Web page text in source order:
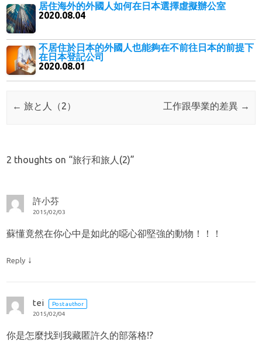
居住海外的外國人如何在日本選擇虛擬辦公室
2020.08.04
不居住於日本的外國人也能夠在不前往日本的前提下
在日本登記公司
2020.08.01
Post navigation
← 旅と人（2） 工作跟學業的差異 →
2 thoughts on “旅行和旅人(2)”
許小芬
2015/02/03
蘇懂竟然在你心中是如此的噁心卻堅強的動物！！！
Reply ↓
tei
Post author
2015/02/04
你是怎麼找到我藏匿許久的部落格!?